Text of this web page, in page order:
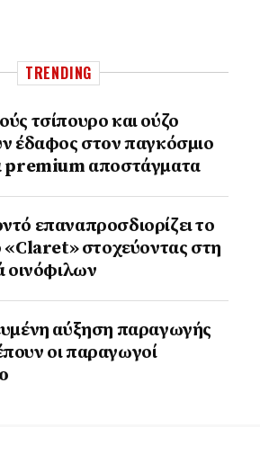
TRENDING
τσίπουρο και ούζο
έδαφος στoν παγκόσμιο
premium αποστάγματα
επαναπροσδιορίζει το
«Claret» στοχεύοντας στη
οινόφιλων
αύξηση παραγωγής
οι παραγωγοί